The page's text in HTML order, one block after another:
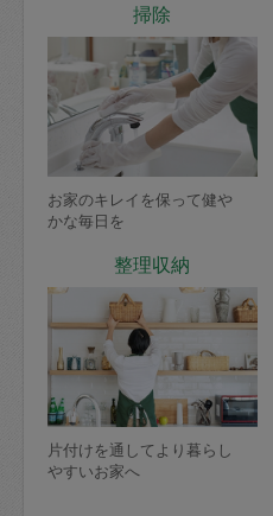
掃除
お家のキレイを保って健や
かな毎日を
整理収納
片付けを通してより暮らし
やすいお家へ